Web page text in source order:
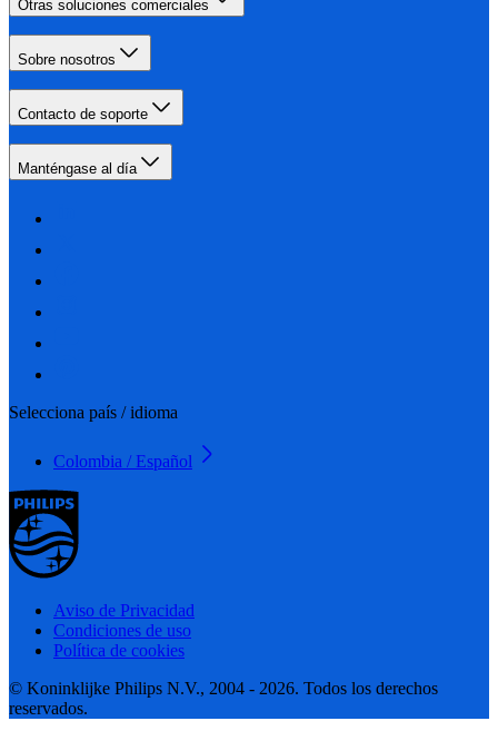
Otras soluciones comerciales
Sobre nosotros
Contacto de soporte
Manténgase al día
Selecciona país / idioma
Colombia / Español
Aviso de Privacidad
Condiciones de uso
Política de cookies
© Koninklijke Philips N.V., 2004 - 2026. Todos los derechos
reservados.